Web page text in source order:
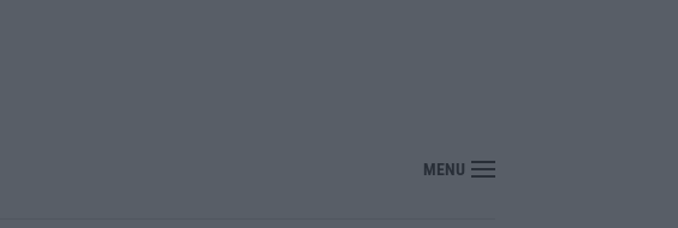
Alto Tirreno cosentino, incendi alimentati da caldo e vento: fiamme anche a Verbicaro
MENU